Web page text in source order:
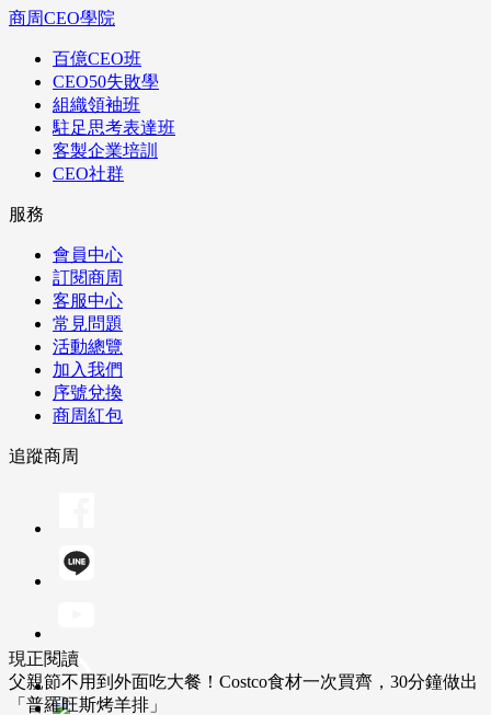
商周CEO學院
百億CEO班
CEO50失敗學
組織領袖班
駐足思考表達班
客製企業培訓
CEO社群
服務
會員中心
訂閱商周
客服中心
常見問題
活動總覽
加入我們
序號兌換
商周紅包
追蹤商周
現正閱讀
父親節不用到外面吃大餐！Costco食材一次買齊，30分鐘做出
「普羅旺斯烤羊排」